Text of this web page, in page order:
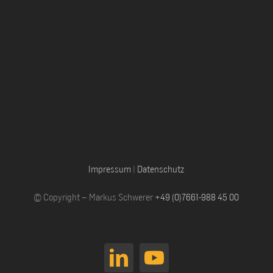
Impressum | Datenschutz
© Copyright – Markus Schwerer +49 (0)7661-988 45 00
LinkedInYouTube